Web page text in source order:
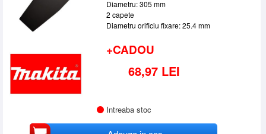
Diametru: 305 mm
2 capete
Diametru orificiu fixare: 25.4 mm
+CADOU
68,97 LEI
Intreaba stoc